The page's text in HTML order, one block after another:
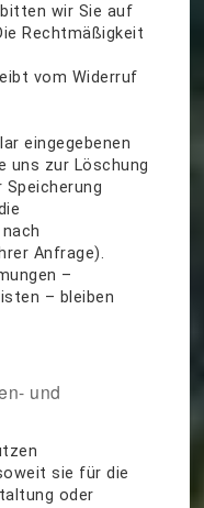
wir Sie auf
Rechtmäßigkeit
vom Widerruf
eingegebenen
uns zur Löschung
Anfrage).
–
– bleiben
und
sie für die
oder